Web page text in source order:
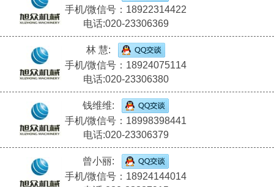
手机/微信号：18922314422
电话:020-23306369
林 慧:
手机/微信号：18924075114
电话:020-23306380
钱维维:
手机/微信号：18998398441
电话:020-23306379
曾小丽:
手机/微信号：18924144014